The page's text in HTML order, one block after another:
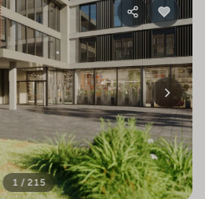
1 / 215